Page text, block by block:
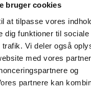
bruger cookies
at tilpasse vores
dig funktioner til
Vi deler også
med vores
og
partnere kan
levering på cykel,